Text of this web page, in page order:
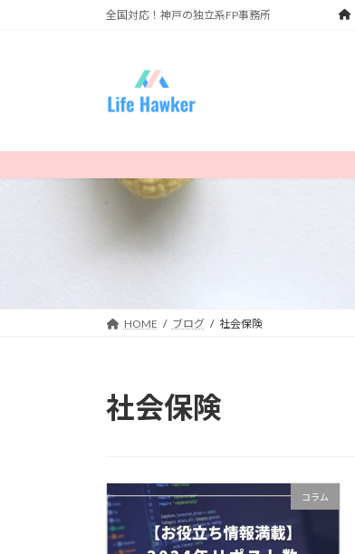
ッ
移
全国対応！神戸の独立系FP事務所
HOME ブログ 社会保険
社会保険
コラム